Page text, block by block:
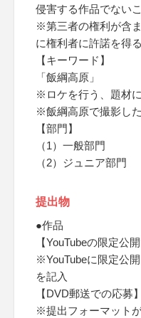
侵害する作品でない
※第三者の権利が含
に権利者に許諾を得
【キーワード】
「飯綱高原」
※ロケを行う、題材
※飯綱高原で撮影し
【部門】
（1）一般部門
（2）ジュニア部門
提出物
●作品
【YouTubeの限定公
※YouTubeに限定公
を記入
【DVD郵送での応募】
※提出フォーマット